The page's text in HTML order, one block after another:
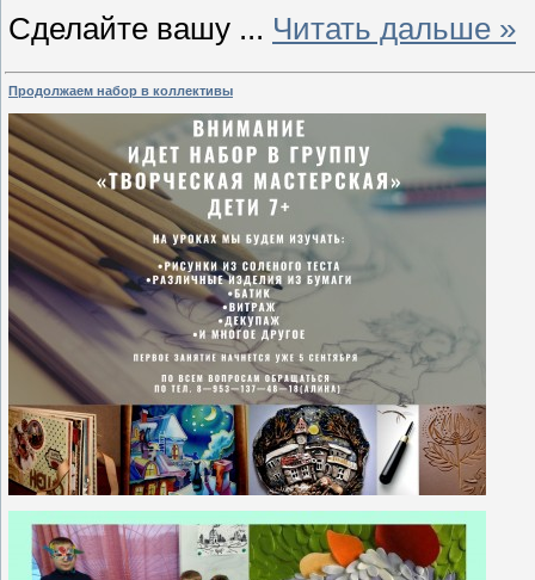
Сделайте вашу ... Читать дальше »
Продолжаем набор в коллективы